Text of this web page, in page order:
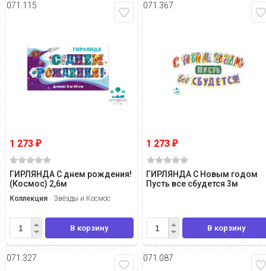
071.115
1 273 ₽
ГИРЛЯНДА С днем рождения!
(Космос) 2,6м
Коллекция Звёзды и Космос
В корзину
071.367
1 273₽
ГИРЛЯНДА С Новым годом
Пусть все сбудется 3м
В корзину
071.327 071.087